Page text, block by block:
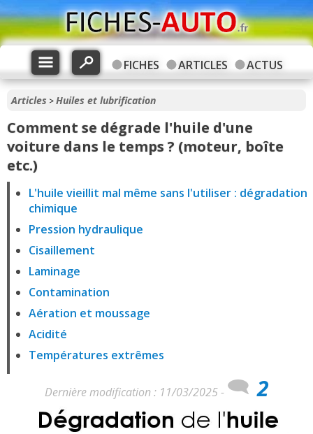
FICHES ARTICLES ACTUS
Articles >Huiles et lubrification
Comment se dégrade l'huile d'une
voiture dans le temps ? (moteur, boîte
etc.)
L'huile vieillit mal même sans l'utiliser : dégradation
chimique
Pression hydraulique
Cisaillement
Laminage
Contamination
Aération et moussage
Acidité
Températures extrêmes
Dernière modification : 11/03/2025 - 2